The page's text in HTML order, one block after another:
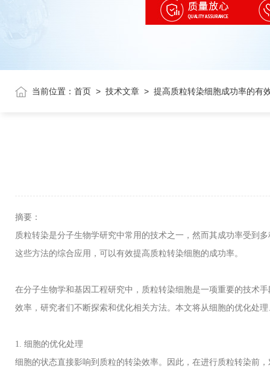
当前位置： 首页 > 技术文章 > 提高质粒转染细胞成功率的有
摘要：
质粒转染是分子生物学研究中常用的技术之一，然而其成功率受到
这些方法的综合应用，可以有效提高质粒转染细胞的成功率。
在分子生物学和基因工程研究中，质粒转染细胞是一项重要的技术
效率，研究者们不断探索和优化相关方法。本文将从细胞的优化处
1. 细胞的优化处理
细胞的状态直接影响到质粒的转染效率。因此，在进行质粒转染前